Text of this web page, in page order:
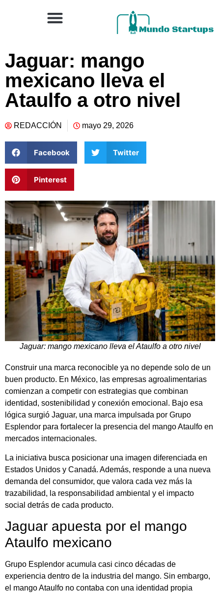
Jaguar: mango
mexicano lleva el
Ataulfo a otro nivel
REDACCIÓN mayo 29, 2026
Facebook Twitter
Pinterest
Jaguar: mango mexicano lleva el Ataulfo a otro nivel
Construir una marca reconocible ya no depende solo de un
buen producto. En México, las empresas agroalimentarias
comienzan a competir con estrategias que combinan
identidad, sostenibilidad y conexión emocional. Bajo esa
lógica surgió Jaguar, una marca impulsada por Grupo
Esplendor para fortalecer la presencia del mango Ataulfo en
mercados internacionales.
La iniciativa busca posicionar una imagen diferenciada en
Estados Unidos y Canadá. Además, responde a una nueva
demanda del consumidor, que valora cada vez más la
trazabilidad, la responsabilidad ambiental y el impacto
social detrás de cada producto.
Jaguar apuesta por el mango
Ataulfo mexicano
Grupo Esplendor acumula casi cinco décadas de
experiencia dentro de la industria del mango. Sin embargo,
el mango Ataulfo no contaba con una identidad propia